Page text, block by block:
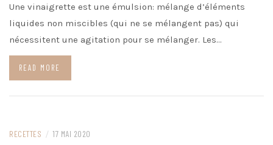
Une vinaigrette est une émulsion: mélange d’éléments
liquides non miscibles (qui ne se mélangent pas) qui
nécessitent une agitation pour se mélanger. Les…
READ MORE
RECETTES / 17 MAI 2020